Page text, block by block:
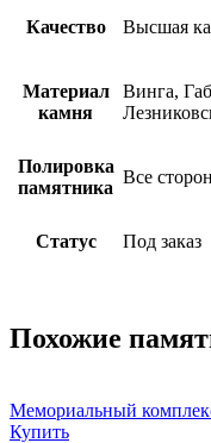
Качество Высшая
Материал
камня
Винга,
Полировка
памятника
Все
Статус Под заказ
Похожие
Мемориальный
Купить